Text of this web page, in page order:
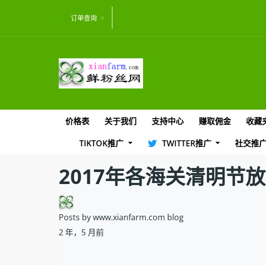
订单查询
价格表 关于我们 支持中心 赚取佣金 收藏
TIKTOK推广
TWITTER推广 社交推
2017年各海关清明节
Posts by www.xianfarm.com blog
2 年，5 月前